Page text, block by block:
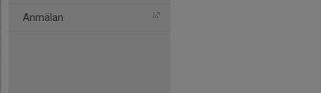
Anmälan